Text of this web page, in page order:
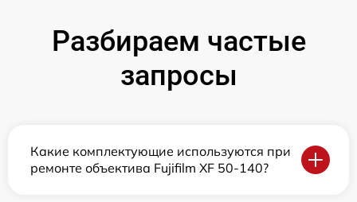
Разбираем частые
запросы
Какие комплектующие используются при
ремонте объектива Fujifilm XF 50-140?